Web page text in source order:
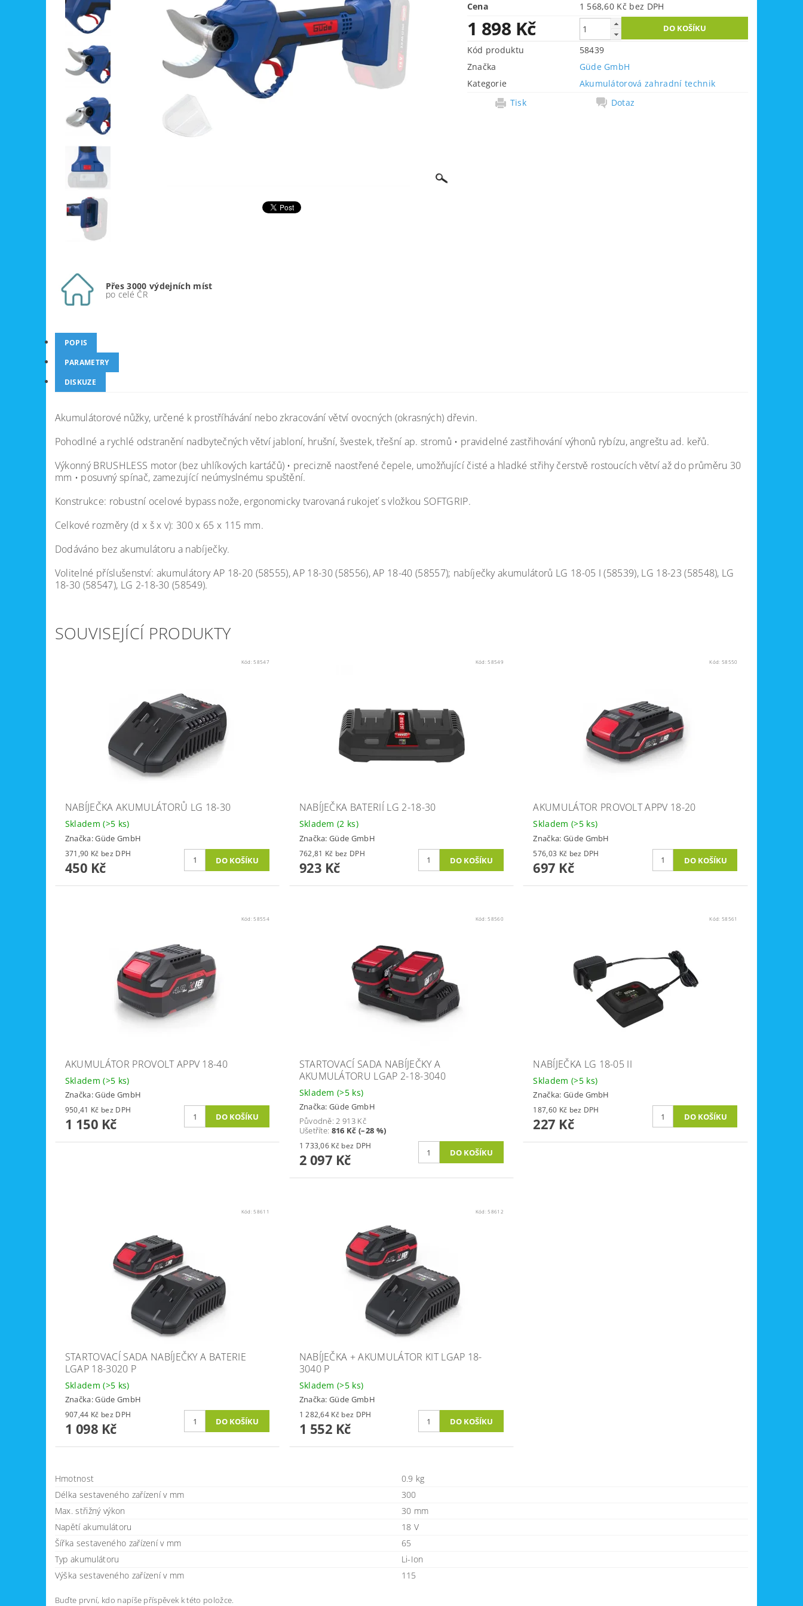
Cena
1 568,60 Kč bez DPH
1 898 Kč
Kód produktu
58439
Značka
Güde GmbH
Kategorie
Akumulátorová zahradní technik
Tisk
Dotaz
Přes 3000 výdejních míst
po celé ČR
POPIS
PARAMETRY
DISKUZE
Akumulátorové nůžky, určené k prostříhávání nebo zkracování větví ovocných (okrasných) dřevin.
Pohodlné a rychlé odstranění nadbytečných větví jabloní, hrušní, švestek, třešní ap. stromů • pravidelné zastřihování výhonů rybízu, angreštu ad. keřů.
Výkonný BRUSHLESS motor (bez uhlíkových kartáčů) • precizně naostřené čepele, umožňující čisté a hladké střihy čerstvě rostoucích větví až do průměru 30
mm • posuvný spínač, zamezující neúmyslnému spuštění.
Konstrukce: robustní ocelové bypass nože, ergonomicky tvarovaná rukojeť s vložkou SOFTGRIP.
Celkové rozměry (d x š x v): 300 x 65 x 115 mm.
Dodáváno bez akumulátoru a nabíječky.
Volitelné příslušenství: akumulátory AP 18-20 (58555), AP 18-30 (58556), AP 18-40 (58557); nabíječky akumulátorů LG 18-05 I (58539), LG 18-23 (58548), LG
18-30 (58547), LG 2-18-30 (58549).
SOUVISEJÍCÍ PRODUKTY
Kód:58547
NABÍJEČKA AKUMULÁTORŮ LG 18-30
Skladem(>5 ks)
Značka:Güde GmbH
371,90 Kč bez DPH
450 Kč
Kód:58549
NABÍJEČKA BATERIÍ LG 2-18-30
Skladem(2 ks)
Značka:Güde GmbH
762,81 Kč bez DPH
923 Kč
Kód:58550
AKUMULÁTOR PROVOLT APPV 18-20
Skladem (>5 ks)
Značka: Güde GmbH
576,03 Kč bez DPH
697 Kč
Kód:58554
AKUMULÁTOR PROVOLT APPV 18-40
Skladem(>5 ks)
Značka:Güde GmbH
950,41 Kč bez DPH
1 150 Kč
Kód:58560
STARTOVACÍ SADA NABÍJEČKY A
AKUMULÁTORU LGAP 2-18-3040
Skladem(>5 ks)
Značka:Güde GmbH
Původně:2 913 Kč
Ušetříte: 816 Kč (–28 %)
1 733,06 Kč bez DPH
2 097 Kč
Kód:58561
NABÍJEČKA LG 18-05 II
Skladem (>5 ks)
Značka: Güde GmbH
187,60 Kč bez DPH
227 Kč
Kód:58611
STARTOVACÍ SADA NABÍJEČKY A BATERIE
LGAP 18-3020 P
Skladem(>5 ks)
Značka:Güde GmbH
907,44 Kč bez DPH
1 098 Kč
Kód:58612
NABÍJEČKA + AKUMULÁTOR KIT LGAP 18-
3040 P
Skladem(>5 ks)
Značka:Güde GmbH
1 282,64 Kč bez DPH
1 552 Kč
Hmotnost
0.9 kg
Délka sestaveného zařízení v mm
300
Max. střižný výkon
30 mm
Napětí akumulátoru
18 V
Šířka sestaveného zařízení v mm
65
Typ akumulátoru
Li-Ion
Výška sestaveného zařízení v mm
115
Buďte první, kdo napíše příspěvek k této položce.